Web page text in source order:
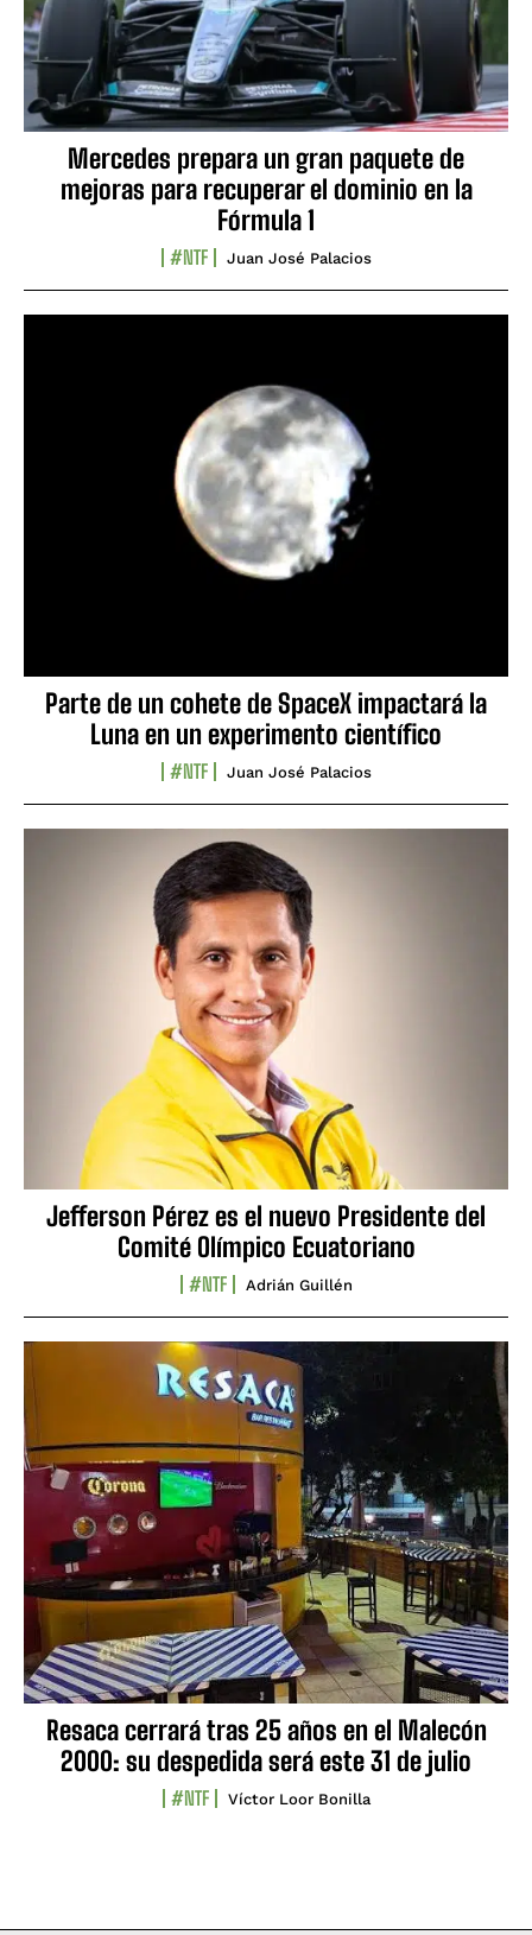
Mercedes prepara un gran paquete de
mejoras para recuperar el dominio en la
Fórmula 1
#NTF Juan José Palacios
Parte de un cohete de SpaceX impactará la
Luna en un experimento científico
#NTF Juan José Palacios
Jefferson Pérez es el nuevo Presidente del
Comité Olímpico Ecuatoriano
#NTF Adrián Guillén
Resaca cerrará tras 25 años en el Malecón
2000: su despedida será este 31 de julio
#NTF Víctor Loor Bonilla